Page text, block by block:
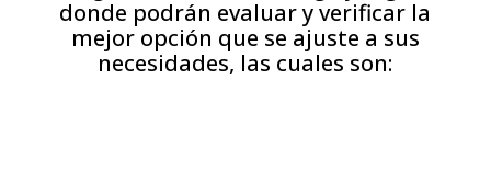
donde podrán evaluar y verificar la
mejor opción que se ajuste a sus
necesidades, las cuales son: